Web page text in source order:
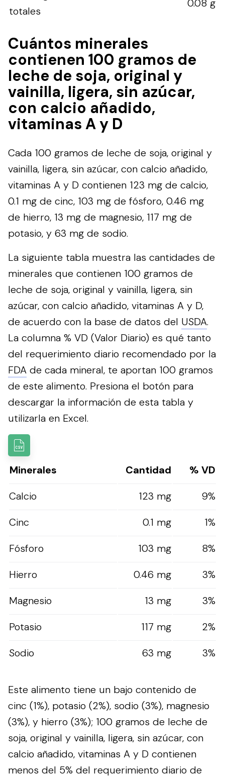
totales
0.08 g
Cuántos minerales
contienen 100 gramos de
leche de soja, original y
vainilla, ligera, sin azúcar,
con calcio añadido,
vitaminas A y D
Cada 100 gramos de leche de soja, original y
vainilla, ligera, sin azúcar, con calcio añadido,
vitaminas A y D contienen 123 mg de calcio,
0.1 mg de cinc, 103 mg de fósforo, 0.46 mg
de hierro, 13 mg de magnesio, 117 mg de
potasio, y 63 mg de sodio.
La siguiente tabla muestra las cantidades de
minerales que contienen 100 gramos de
leche de soja, original y vainilla, ligera, sin
azúcar, con calcio añadido, vitaminas A y D,
de acuerdo con la base de datos del USDA.
La columna % VD (Valor Diario) es qué tanto
del requerimiento diario recomendado por la
FDA de cada mineral, te aportan 100 gramos
de este alimento. Presiona el botón para
descargar la información de esta tabla y
utilizarla en Excel.
Minerales Cantidad
% VD
Calcio
123 mg
9%
Cinc
0.1 mg
1%
Fósforo
103 mg
8%
Hierro
0.46 mg
3%
Magnesio
13 mg
3%
Potasio
117 mg
2%
Sodio
63 mg 3%
Este alimento tiene un bajo contenido de
cinc (1%), potasio (2%), sodio (3%), magnesio
(3%), y hierro (3%); 100 gramos de leche de
soja, original y vainilla, ligera, sin azúcar, con
calcio añadido, vitaminas A y D contienen
menos del 5% del requerimiento diario de